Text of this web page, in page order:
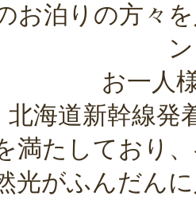
お泊りの方々
お一人
北海道新幹線発
満たしており
光がふんだん